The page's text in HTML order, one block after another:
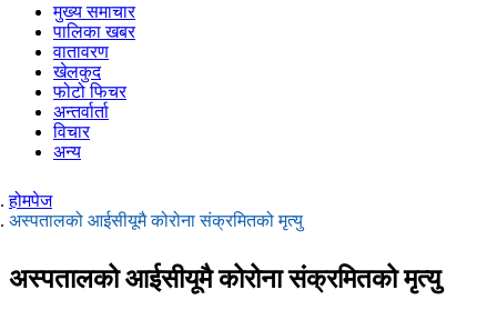
मुख्य समाचार
पालिका खबर
वातावरण
खेलकुद
फोटो फिचर
अन्तर्वार्ता
विचार
अन्य
होमपेज
अस्पतालको आईसीयूमै कोरोना संक्रमितको मृत्यु
अस्पतालको आईसीयूमै कोरोना संक्रमितको मृत्यु